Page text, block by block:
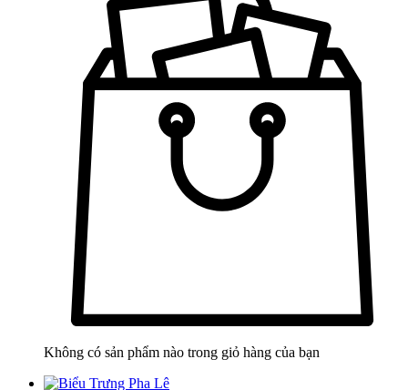
Không có sản phẩm nào trong giỏ hàng của bạn